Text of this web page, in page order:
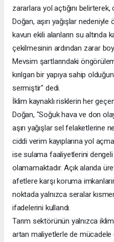
zararlara yol açtığını
Doğan, aşırı yağışlar nedeniyle
kavun ekili alanların su altında
çekilmesinin ardından zarar
Mevsim şartlarındaki
kırılgan bir yapıya sahip
sermiştir" dedi.
İklim kaynaklı risklerin her
Doğan, "Soğuk hava ve don
aşırı yağışlar sel felaketlerine
ciddi verim kayıplarına yol
ise sulama faaliyetlerini
olamamaktadır. Açık alanda
afetlere karşı koruma
noktada yalnızca seralar
ifadelerini kullandı.
Tarım sektörünün yalnızca
artan maliyetlerle de mücadele